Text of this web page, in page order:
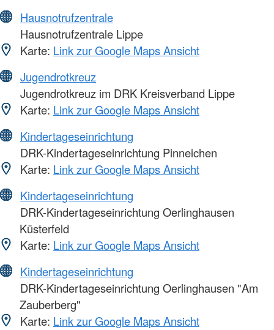
Hausnotrufzentrale
Hausnotrufzentrale Lippe
Karte: Link zur Google Maps Ansicht
Jugendrotkreuz
Jugendrotkreuz im DRK Kreisverband Lippe
Karte: Link zur Google Maps Ansicht
Kindertageseinrichtung
DRK-Kindertageseinrichtung Pinneichen
Karte: Link zur Google Maps Ansicht
Kindertageseinrichtung
DRK-Kindertageseinrichtung Oerlinghausen
Küsterfeld
Karte: Link zur Google Maps Ansicht
Kindertageseinrichtung
DRK-Kindertageseinrichtung Oerlinghausen "Am
Zauberberg"
Karte: Link zur Google Maps Ansicht